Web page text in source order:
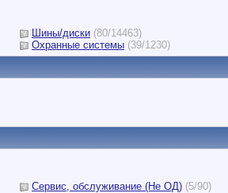
Шины/диски (80/14463)
Охранные системы (39/1230)
Сервис, обслуживание (Не ОД) (5/90)